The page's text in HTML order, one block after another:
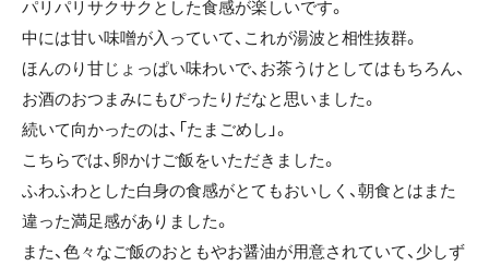
パリパリサクサクとした食感が楽しいです。
中には甘い味噌が入っていて、これが湯波と相性抜群。
ほんのり甘じょっぱい味わいで、お茶うけとしてはもちろん、
お酒のおつまみにもぴったりだなと思いました。
続いて向かったのは、「たまごめし」。
こちらでは、卵かけご飯をいただきました。
ふわふわとした白身の食感がとてもおいしく、朝食とはまた
違った満足感がありました。
また、色々なご飯のおともやお醤油が用意されていて、少しず